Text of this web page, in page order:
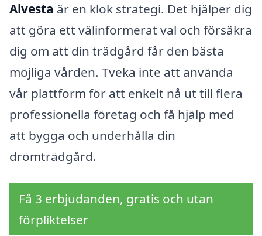
Alvesta är en klok strategi. Det hjälper dig
att göra ett välinformerat val och försäkra
dig om att din trädgård får den bästa
möjliga vården. Tveka inte att använda
vår plattform för att enkelt nå ut till flera
professionella företag och få hjälp med
att bygga och underhålla din
drömträdgård.
Få 3 erbjudanden, gratis och utan
förpliktelser